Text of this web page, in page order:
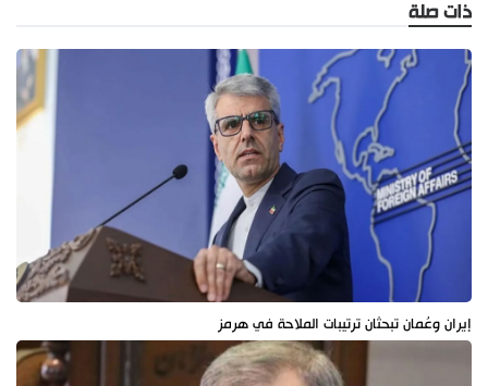
ذات صلة
إيران وعُمان تبحثان ترتيبات الملاحة في هرمز